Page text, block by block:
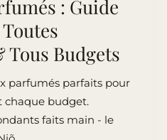
: Guide
Tous Budgets
parfumés parfaits pour
chaque budget.
faits main - le